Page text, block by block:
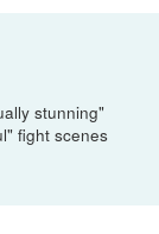
stunning"
fight scenes